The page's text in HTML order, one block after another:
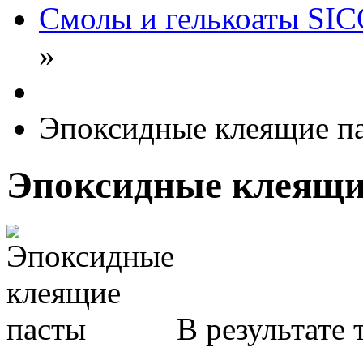
Смолы и гелькоаты
»
Эпоксидные клеящие
Эпоксидные
В результате